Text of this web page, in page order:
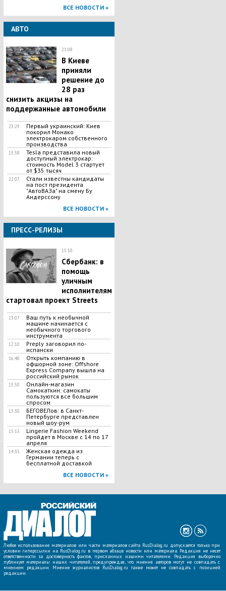
ВСЕ НОВОСТИ »
АВТО
21:08
В Киеве
приняли
решение до
28 раз
снизить акцизы на
поддержанные автомобили
23:29
Первый украинский: Киев
покорил Монако
электрокаром собственного
производства
15:58
Tesla представила новый
доступный электрокар:
стоимость Model 3 стартует
от $35 тысяч
22:07
Стали известны кандидаты
на пост президента
"АвтоВАЗа" на смену Бу
Андерссону
ВСЕ НОВОСТИ »
ПРЕСС-РЕЛИЗЫ
15:10
Сбербанк: в
помощь
уличным
исполнителям
стартовал проект Streets
13:07
Ваш путь к необычной
машине начинается с
необычного торгового
инструмента
12:10
Preply заговорил по-
испански
16:40
Открыть компанию в
офшорной зоне: Offshore
Express Company вышла на
российский рынок
15:50
Онлайн-магазин
Самокаткин: самокаты
пользуются все большим
спросом
15:30
БЕГОВЕЛов: в Санкт-
Петербурге представлен
новый шоу-рум
15:15
Lingerie Fashion Weekend
пройдет в Москве с 14 по 17
апреля
14:35
Женская одежда из
Германии теперь с
бесплатной доставкой
ВСЕ НОВОСТИ »
Любое использование материалов или части материалов сайта RusDialog.ru допускается только при
условии гиперссылки на RusDialog.ru в первом абзаце новости или материала. Редакция не несет
ответственности за достоверность фактов, присланных нашими читателями. Редакция выборочно
публикует материалы наших читателей, предупреждая, что мнения авторов могут не совпадать с
мнением редакции. Мнение журналистов RusDialog.ru также может не совпадать с позицией
редакции.